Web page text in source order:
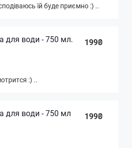
їй буде приємно :) ..
для води - 750 мл. 199₴
:) ..
для води - 750 мл 199₴